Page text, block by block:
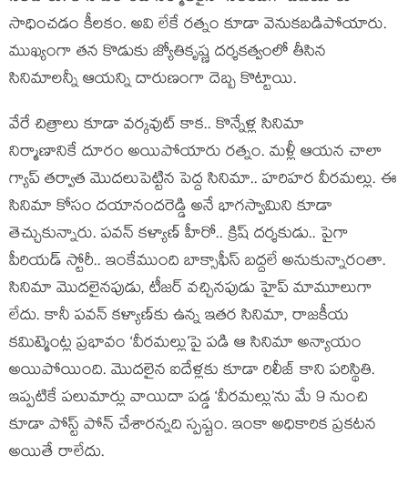
సాధించడం కీలకం. అవి లేకే రత్నం కూడా వెనుకబడిపోయారు.
ముఖ్యంగా తన కొడుకు జ్యోతికృష్ణ దర్శకత్వంలో తీసిన
సినిమాలన్నీ ఆయన్ని దారుణంగా దెబ్బ కొట్టాయి.
వేరే చిత్రాలు కూడా వర్కవుట్ కాక.. కొన్నేళ్ల సినిమా
నిర్మాణానికే దూరం అయిపోయారు రత్నం. మళ్లీ ఆయన చాలా
గ్యాప్ తర్వాత మొదలుపెట్టిన పెద్ద సినిమా.. హరిహర వీరమల్లు. ఈ
సినిమా కోసం దయానందరెడ్డి అనే భాగస్వామిని కూడా
తెచ్చుకున్నారు. పవన్ కళ్యాణ్ హీరో.. క్రిష్ దర్శకుడు.. పైగా
పీరియడ్ స్టోరీ.. ఇంకేముంది బాక్సాఫీస్ బద్దలే అనుకున్నారంతా.
సినిమా మొదలైనపుడు, టీజర్ వచ్చినపుడు హైప్ మామూలుగా
లేదు. కానీ పవన్ కళ్యాణ్‌కు ఉన్న ఇతర సినిమా, రాజకీయ
కమిట్మెంట్ల ప్రభావం ‘వీరమల్లు’పై పడి ఆ సినిమా అన్యాయం
అయిపోయింది. మొదలైన ఐదేళ్లకు కూడా రిలీజ్ కాని పరిస్థితి.
ఇప్పటికే పలుమార్లు వాయిదా పడ్డ ‘వీరమల్లు’ను మే 9 నుంచి
కూడా పోస్ట్ పోన్ చేశారన్నది స్పష్టం. ఇంకా అధికారిక ప్రకటన
అయితే రాలేదు.